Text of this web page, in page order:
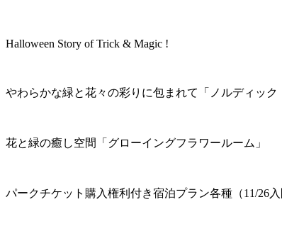
Halloween Story of Trick & Magic !
やわらかな緑と花々の彩りに包まれて「ノルディック
花と緑の癒し空間「グローイングフラワールーム」
パークチケット購入権利付き宿泊プラン各種（11/26入